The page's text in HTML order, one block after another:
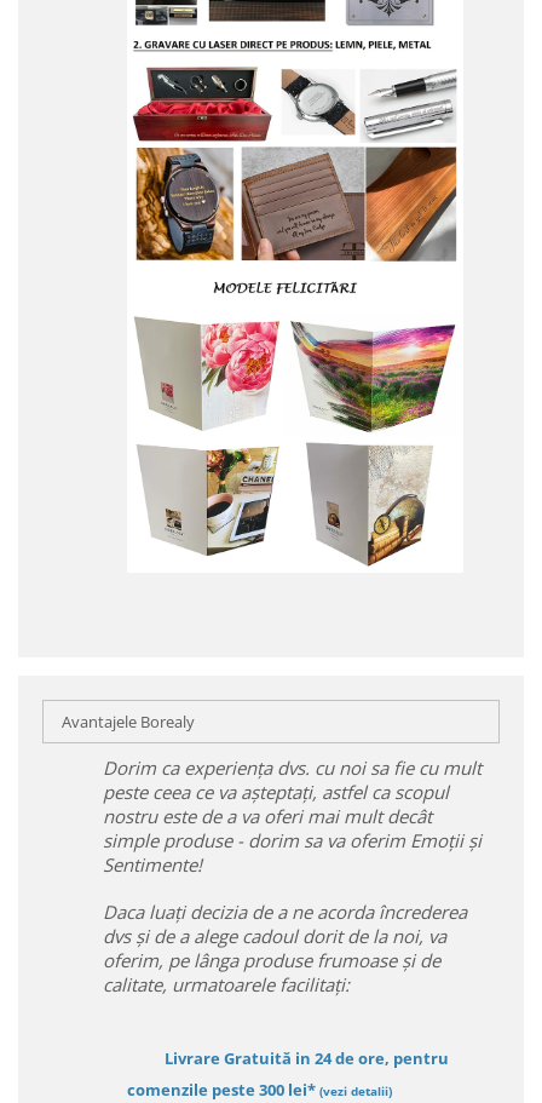
Avantajele Borealy
Dorim ca experiența dvs. cu noi sa fie cu mult
peste ceea ce va așteptați, astfel ca scopul
nostru este de a va oferi mai mult decât
simple produse - dorim sa va oferim Emoții și
Sentimente!
Daca luați decizia de a ne acorda încrederea
dvs și de a alege cadoul dorit de la noi, va
oferim, pe lânga produse frumoase și de
calitate, urmatoarele facilitați:
Livrare Gratuită in 24 de ore, pentru
comenzile peste 300 lei* (vezi detalii)